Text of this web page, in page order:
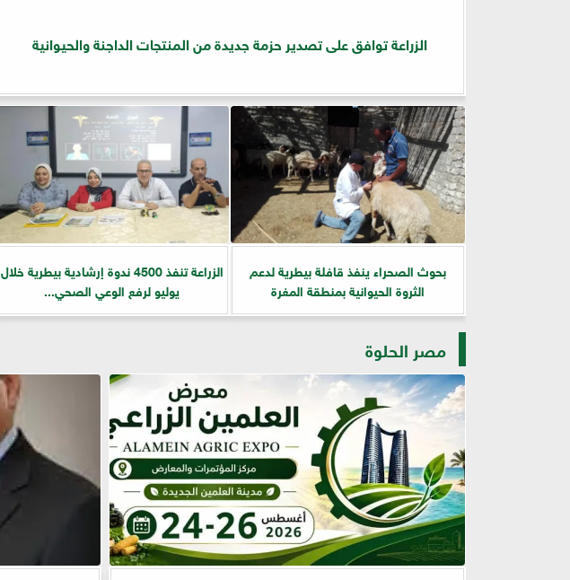
الزراعة توافق على تصدير حزمة جديدة من المنتجات الداجنة والحيوانية
بحوث الصحراء ينفذ قافلة بيطرية لدعم
الثروة الحيوانية بمنطقة المغرة
الزراعة تنفذ 4500 ندوة إرشادية بيطرية خلال
يوليو لرفع الوعي الصحي...
مصر الحلوة